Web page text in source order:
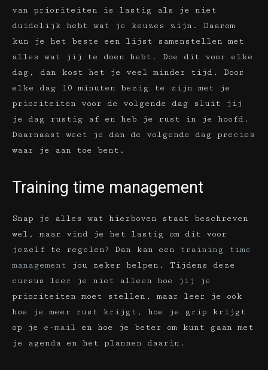
van prioriteiten is lastig als je niet
duidelijk hebt wat je keuzes zijn. Daarom
kun je het beste een lijst samenstellen met
alles wat jij te doen hebt. Doe dit voor elke
dag, dan kost het je veel minder tijd. Door
elke dag 10 minuten bezig te zijn met je
prioriteiten voor de volgende dag sluit jij
je dag rustig af en heb je rust in je hoofd.
Daarnaast weet je dan de volgende dag precies
waar je aan toe bent.
Training time management
Snap je alles wat hierboven staat beschreven
wel, maar vind je het lastig om dit voor
jezelf te regelen? Dan kan een
training time
management jou zeker helpen. Tijdens deze
cursus leer je niet alleen hoe jij je
prioriteiten moet stellen, maar leer je ook
hoe je meer rust krijgt, hoe je grip krijgt
op je e-mail en hoe je beter om kunt gaan met
je agenda en het plannen daarin.